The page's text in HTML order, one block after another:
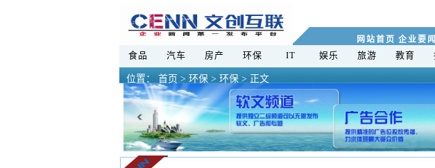
网站首页 企业要闻
食品 汽车 房产 环保 IT 娱乐 旅游 教育
位置： 首页 > 环保 > 环保 > 正文